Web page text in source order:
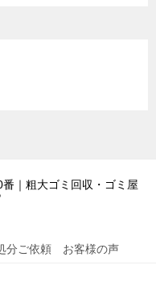
番｜粗大ゴミ回収・ゴミ屋
分ご依頼 お客様の声